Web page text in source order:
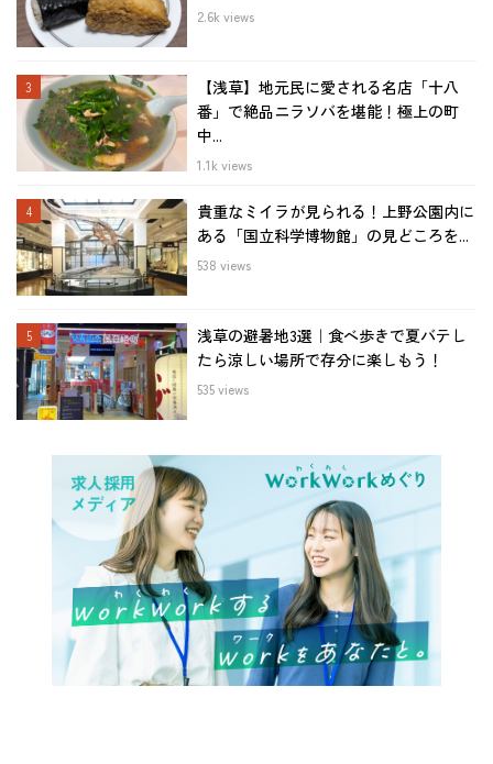
2.6k views
【浅草】地元民に愛される名店「十八
番」で絶品ニラソバを堪能！極上の町
中...
1.1k views
貴重なミイラが見られる！上野公園内に
ある「国立科学博物館」の見どころを...
538 views
浅草の避暑地3選｜食べ歩きで夏バテし
たら涼しい場所で存分に楽しもう！
535 views